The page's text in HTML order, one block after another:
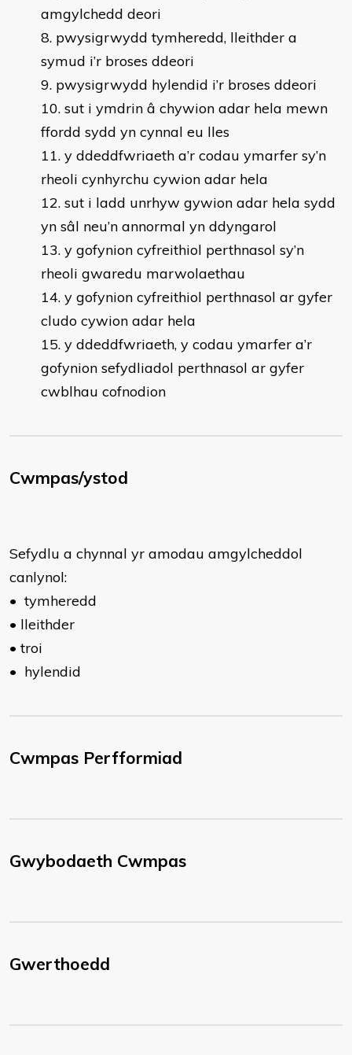
amgylchedd deori
pwysigrwydd tymheredd, lleithder a
symud i’r broses ddeori
pwysigrwydd hylendid i’r broses ddeori
sut i ymdrin â chywion adar hela mewn
ffordd sydd yn cynnal eu lles
y ddeddfwriaeth a’r codau ymarfer sy’n
rheoli cynhyrchu cywion adar hela
sut i ladd unrhyw gywion adar hela sydd
yn sâl neu’n annormal yn ddyngarol
y gofynion cyfreithiol perthnasol sy’n
rheoli gwaredu marwolaethau
y gofynion cyfreithiol perthnasol ar gyfer
cludo cywion adar hela
y ddeddfwriaeth, y codau ymarfer a’r
gofynion sefydliadol perthnasol ar gyfer
cwblhau cofnodion
Cwmpas/ystod
Sefydlu a chynnal yr amodau amgylcheddol
canlynol:
• tymheredd
• lleithder
• troi
• hylendid
Cwmpas Perfformiad
Gwybodaeth Cwmpas
Gwerthoedd